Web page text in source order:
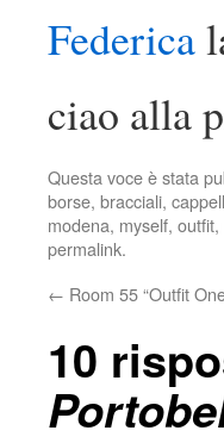
Federica
ciao alla
Questa voce è stata
borse, bracciali,
modena, myself, outfit,
permalink.
← Room 55 “Outfit
10